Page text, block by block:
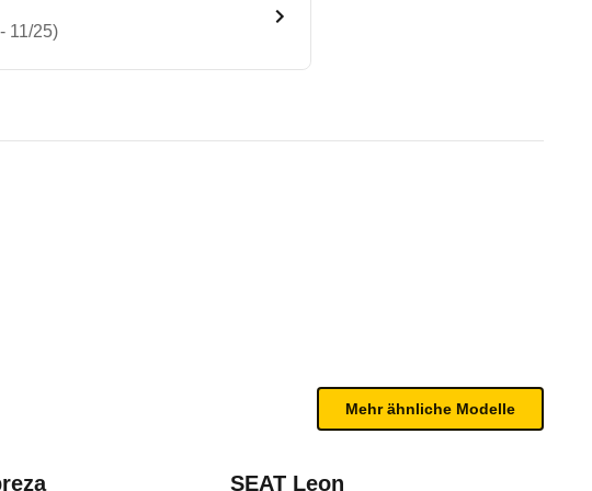
11/25)
Fahrzeug.
betroffen sind, entnehmen Sie bitte dem Rückruf, da
SEAT Leon
Mehr ähnliche Modelle